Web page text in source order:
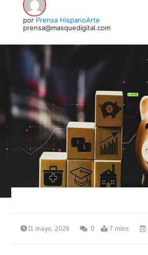
por Prensa HispanoArte
prensa@masquedigital.com
11 mayo, 2026 0 7 mins